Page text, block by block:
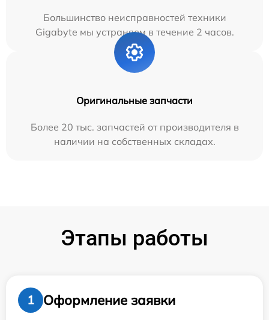
Большинство неисправностей техники
Gigabyte мы устраняем в течение 2 часов.
Оригинальные запчасти
Более 20 тыс. запчастей от производителя в
наличии на собственных складах.
Этапы работы
1
Оформление заявки